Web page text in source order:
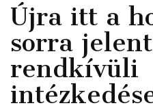
Újra itt a
sorra
rendkívüli